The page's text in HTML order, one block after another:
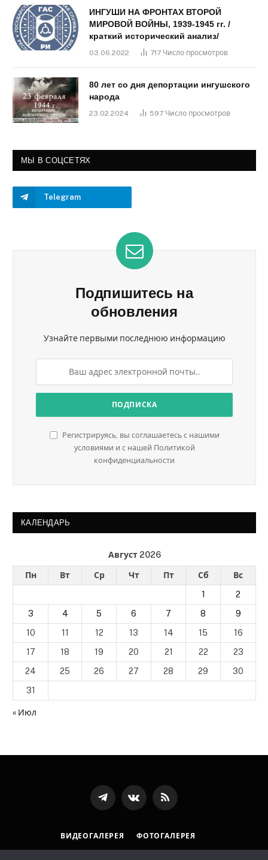
ИНГУШИ НА ФРОНТАХ ВТОРОЙ
МИРОВОЙ ВОЙНЫ, 1939-1945 гг. /
краткий исторический анализ/
03.06.2022 717 Число просмотров
80 лет со дня депортации ингушского
народа
23.02.2024 597 Число просмотров
МЫ В СОЦСЕТЯХ
Telegram
Подпишитесь на
обновления
Узнайте первыми последнюю информацию
Регистрируясь, вы соглашаетесь с нашими
условиями и с нашей Политикой
конфиденциальности
КАЛЕНДАРЬ
Август 2026
Пн Вт Ср Чт Пт Сб
Вс
1
2
3
4 5 6 7 8
9
10
11 12 13 14 15
16
17
18 19 20 21 22
23
24
25 26 27 28 29
30
31
« Июл
ТелеграммВКонтактеRSS-
ВИДЕОГАЛЕРЕЯ ФОТОГАЛЕРЕЯ